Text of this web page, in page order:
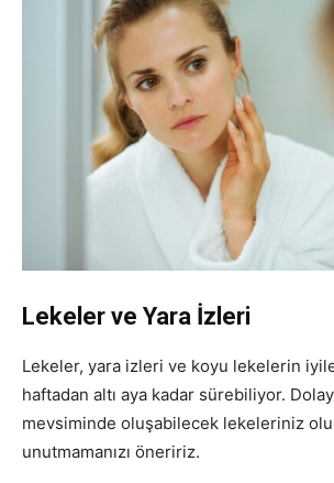
Lekeler ve Yara İzleri
Lekeler, yara izleri ve koyu lekelerin
haftadan altı aya kadar sürebiliyor.
mevsiminde oluşabilecek lekeleriniz
unutmamanızı öneririz.